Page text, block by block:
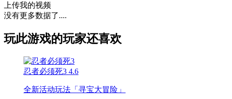
上传我的视频
没有更多数据了....
玩此游戏的玩家还喜欢
忍者必须死3 4.6
全新活动玩法「寻宝大冒险」